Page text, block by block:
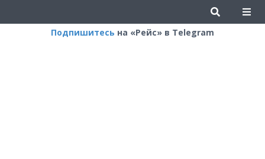
Подпишитесь на «Рейс» в Telegram